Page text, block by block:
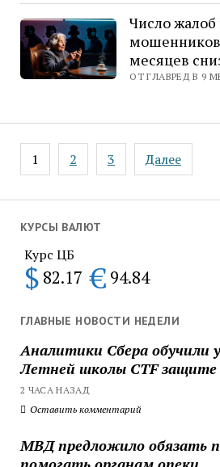
КУРСЫ ВАЛЮТ
Курс ЦБ
$ 82.17 € 94.84
ГЛАВНЫЕ НОВОСТИ НЕДЕЛИ
Аналитики Сбера обучили
Летней школы CTF защите
2 ЧАСА НАЗАД
Оставить комментарий
МВД предложило обязать
Число
месяцев
ОТ ГЛАВРЕД В 9
Пагинация
записей
1 2 3 Далее